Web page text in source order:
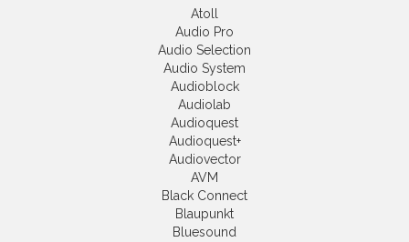
Atoll
Audio Pro
Audio Selection
Audio System
Audioblock
Audiolab
Audioquest
Audioquest+
Audiovector
AVM
Black Connect
Blaupunkt
Bluesound